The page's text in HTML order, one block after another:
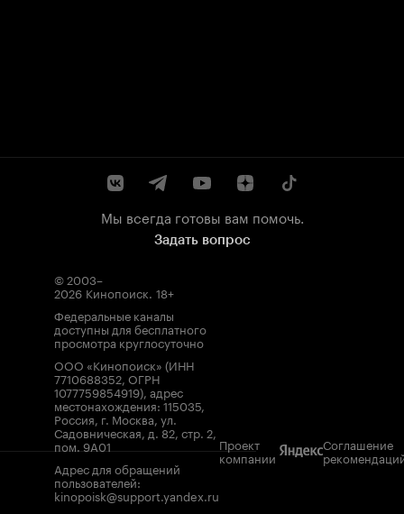
Мы всегда готовы вам помочь.
Задать вопрос
© 2003–
2026 Кинопоиск. 18+
Федеральные каналы
доступны для бесплатного
просмотра круглосуточно
ООО «Кинопоиск» (ИНН
7710688352, ОГРН
1077759854919), адрес
местонахождения: 115035,
Россия, г. Москва, ул.
Садовническая, д. 82, стр. 2,
пом. 9А01
Адрес для обращений
пользователей:
kinopoisk@support.yandex.ru
Проект
компании
Соглашение